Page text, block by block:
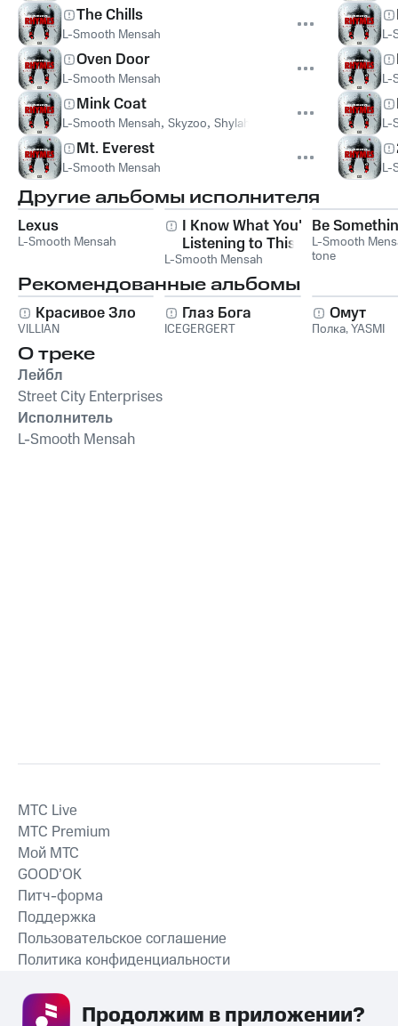
The Chills
L-Smooth Mensah
Oven Door
L-Smooth Mensah
Mink Coat
L-Smooth Mensah, Skyzoo, Shylah Vaughn
Mt. Everest
L-Smooth Mensah
L-
L-
L-
L-
Другие альбомы исполнителя
Lexus
L-Smooth Mensah
I Know What You're
Listening to This
Summer
L-Smooth Mensah
Be
L-Smooth
tone
Рекомендованные альбомы
Красивое Зло
VILLIAN
Глаз Бога
ICEGERGERT
Омут
Полка,YASMI
О треке
Лейбл
Street City Enterprises
Исполнитель
L-Smooth Mensah
СКАЧАТЬ ПРИЛОЖЕНИЕ
MTС Live
MTС Premium
Мой МТС
GOOD’OK
Питч-форма
Поддержка
Пользовательское соглашение
Политика конфиденциальности